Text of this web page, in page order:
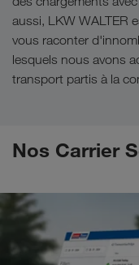
aussi, LKW WALTER
vous raconter
lesquels nous avons
transport partis à la
Nos Carrier